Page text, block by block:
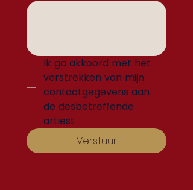
Ik ga akkoord met het
verstrekken van mijn
contactgegevens aan
de desbetreffende
artiest
Verstuur